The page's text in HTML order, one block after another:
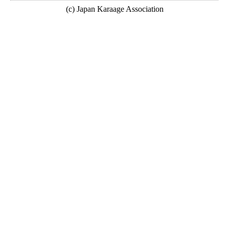
(c) Japan Karaage Association